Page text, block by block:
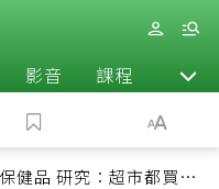
影音 課程 退休
健品 研究：超市都買得